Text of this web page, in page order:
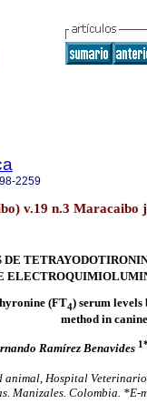
2259
v.19 n.3 Maracaibo
DE
(FT4) serum levels
method in
Ramírez Benavides 1*
animal, Hospital
Manizales. Colombia. *E-